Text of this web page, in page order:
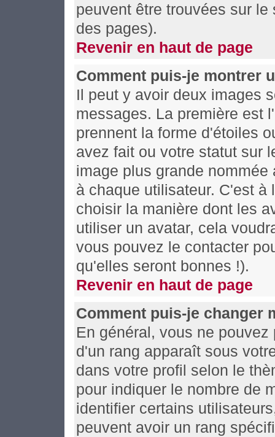
peuvent être trouvées sur
des pages).
Revenir en haut de page
Comment puis-je montrer
Il peut y avoir deux images
messages. La première est
prennent la forme d'étoiles
avez fait ou votre statut sur
image plus grande
à chaque utilisateur. C'est
choisir la manière dont les
utiliser un avatar, cela
vous pouvez le contacter
qu'elles seront bonnes !).
Revenir en haut de page
Comment puis-je changer
En général, vous ne
d'un rang apparaît sous
dans votre profil selon le
pour indiquer le nombre de
identifier certains
peuvent avoir un rang